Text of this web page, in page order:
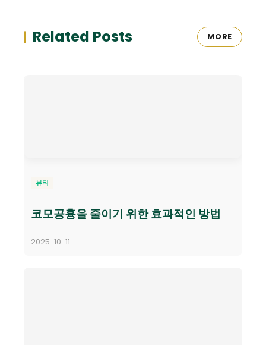
Related Posts MORE
뷰티
코모공흉을 줄이기 위한 효과적인 방법
2025-10-11